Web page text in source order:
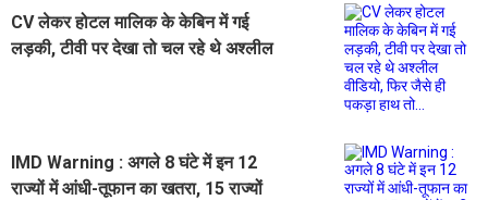
CV लेकर होटल मालिक के केबिन में गई
लड़की, टीवी पर देखा तो चल रहे थे अश्लील
IMD Warning : अगले 8 घंटे में इन 12
राज्यों में आंधी-तूफान का खतरा, 15 राज्यों